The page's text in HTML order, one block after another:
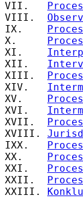
VII.
VIII.
IX.
X.
XI.
XII.
XIII.
XIV.
XV.
XVI.
XVII.
XVIII.
IXX.
XX.
XXI.
XXII.
XXIII.